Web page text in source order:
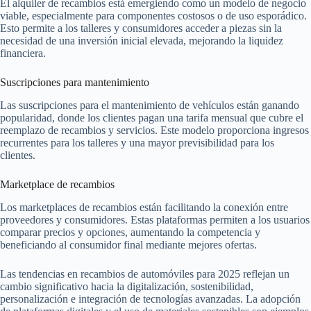
El alquiler de recambios está emergiendo como un modelo de negocio
viable, especialmente para componentes costosos o de uso esporádico.
Esto permite a los talleres y consumidores acceder a piezas sin la
necesidad de una inversión inicial elevada, mejorando la liquidez
financiera.
Suscripciones para mantenimiento
Las suscripciones para el mantenimiento de vehículos están ganando
popularidad, donde los clientes pagan una tarifa mensual que cubre el
reemplazo de recambios y servicios. Este modelo proporciona ingresos
recurrentes para los talleres y una mayor previsibilidad para los
clientes.
Marketplace de recambios
Los marketplaces de recambios están facilitando la conexión entre
proveedores y consumidores. Estas plataformas permiten a los usuarios
comparar precios y opciones, aumentando la competencia y
beneficiando al consumidor final mediante mejores ofertas.
Las tendencias en recambios de automóviles para 2025 reflejan un
cambio significativo hacia la digitalización, sostenibilidad,
personalización e integración de tecnologías avanzadas. La adopción